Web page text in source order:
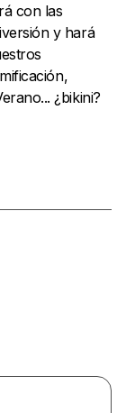
con las
y hará
¿bikini?